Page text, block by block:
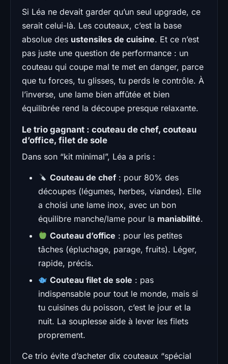
Si Léa ne devait garder qu’un seul upgrade, ce
serait celui-là. Les couteaux, c’est la base
absolue des ustensiles de cuisine. Et ce n’est
pas juste une question de performance : un
couteau qui coupe mal te met en danger, parce
que tu forces, tu glisses, tu perds le contrôle. À
l’inverse, une lame bien affûtée et bien
équilibrée rend la découpe presque relaxante.
Le trio gagnant : couteau de chef, couteau
d’office, filet de sole
Dans son “kit minimal”, Léa a pris :
Couteau de chef : pour 80% des
découpes (légumes, herbes, viandes). Elle
a choisi une lame inox, avec un bon
équilibre manche/lame pour la maniabilité.
Couteau d’office : pour les petites
tâches (épluchage, parage, fruits). Léger,
rapide, précis.
Couteau filet de sole : pas
indispensable pour tout le monde, mais si
tu cuisines du poisson, c’est le jour et la
nuit. La souplesse aide à lever les filets
proprement.
Ce trio évite d’acheter dix couteaux “spécial